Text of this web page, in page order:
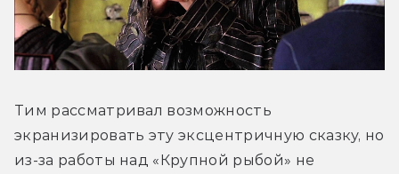
Тим рассматривал возможность
экранизировать эту эксцентричную сказку, но
из-за работы над «Крупной рыбой» не